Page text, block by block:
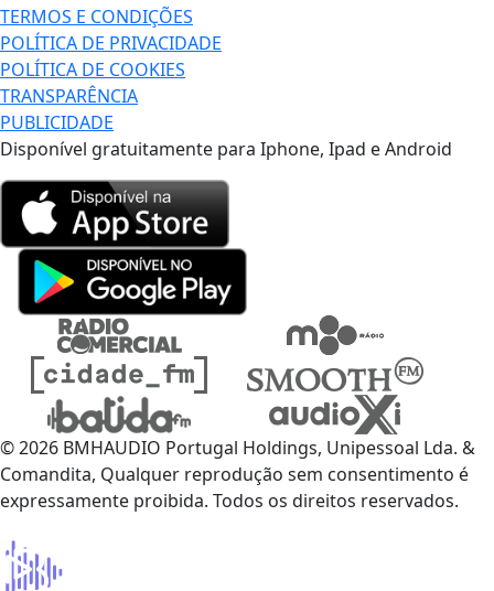
TERMOS E CONDIÇÕES
POLÍTICA DE PRIVACIDADE
POLÍTICA DE COOKIES
TRANSPARÊNCIA
PUBLICIDADE
Disponível gratuitamente para Iphone, Ipad e Android
© 2026 BMHAUDIO Portugal Holdings, Unipessoal Lda. &
Comandita, Qualquer reprodução sem consentimento é
expressamente proibida. Todos os direitos reservados.